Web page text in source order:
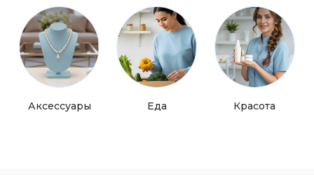
Туфли с открытым носком
от3 199 руб.
Аксессуары Еда Красота